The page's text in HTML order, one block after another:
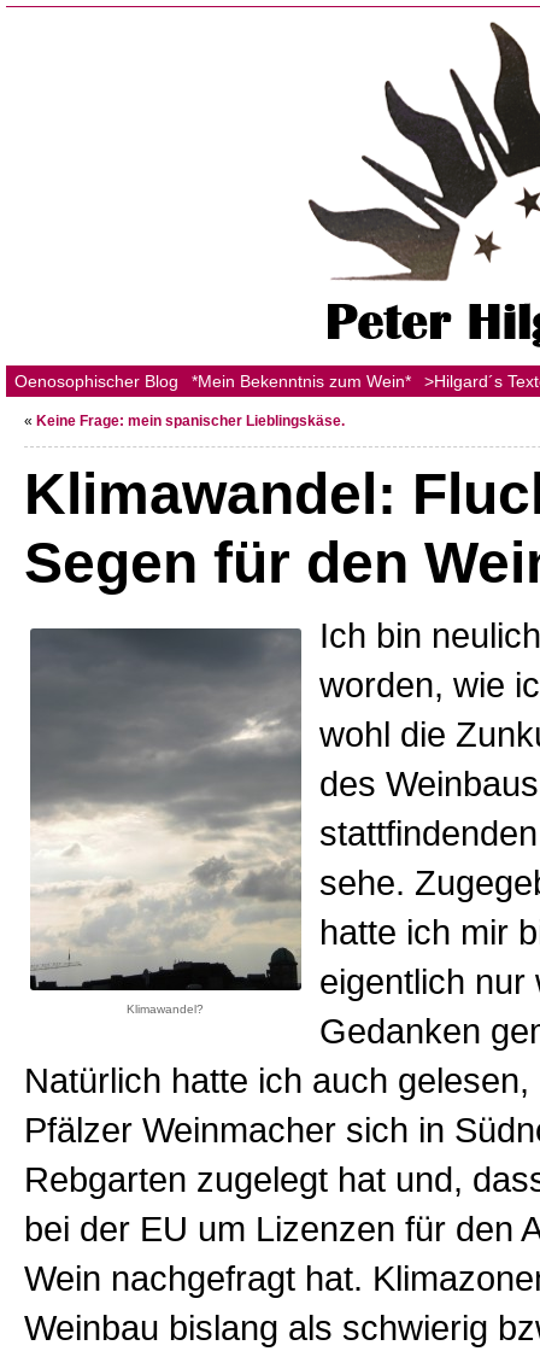
Oenosophischer Blog *Mein Bekenntnis zum Wein* >Hilgard´s
« Keine Frage: mein spanischer Lieblingskäse.
Klimawandel:
Segen für den
Klimawandel?
Ich bin
worden, wie
wohl die
des
sehe.
hatte ich mir
eigentlich nur
Gedanken
Natürlich hatte ich auch gelesen,
Pfälzer Weinmacher sich in
Rebgarten zugelegt hat und,
bei der EU um Lizenzen für den
Wein nachgefragt hat.
Weinbau bislang als schwierig